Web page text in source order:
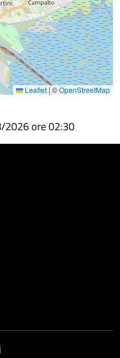
Leaflet |©OpenStreetMap
2026 ore 02:30